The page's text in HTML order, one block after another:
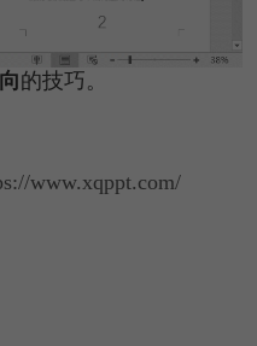
的技巧。
www.xqppt.com/